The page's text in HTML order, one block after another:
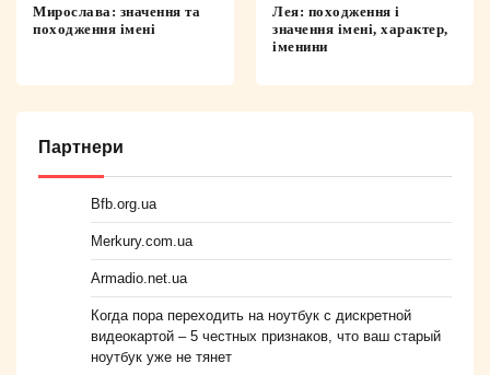
Мирослава: значення та
походження імені
Лея: походження і
значення імені, характер,
іменини
Партнери
Bfb.org.ua
Merkury.com.ua
Armadio.net.ua
Когда пора переходить на ноутбук с дискретной
видеокартой – 5 честных признаков, что ваш старый
ноутбук уже не тянет